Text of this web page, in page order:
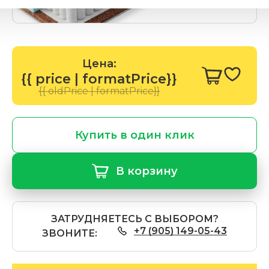
Цена:
{{ price | formatPrice}}
{{ oldPrice | formatPrice}}
Купить в один клик
В корзину
ЗАТРУДНЯЕТЕСЬ С ВЫБОРОМ?
ЗВОНИТЕ:
+7 (905) 149-05-43